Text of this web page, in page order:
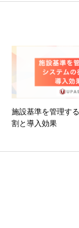
施設基準を管理す
割と導入効果